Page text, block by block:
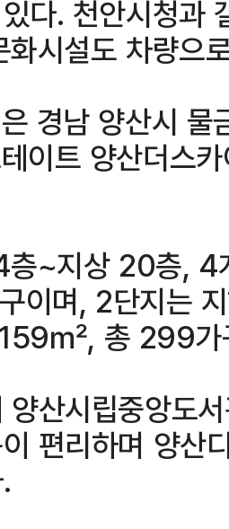
다. 천안시청과
화시설도 차량으
경남 양산시 물
이트 양산더스
층~지상 20층,
이며, 2단지는
㎡, 총 299가
산시립중앙도
편리하며 양산